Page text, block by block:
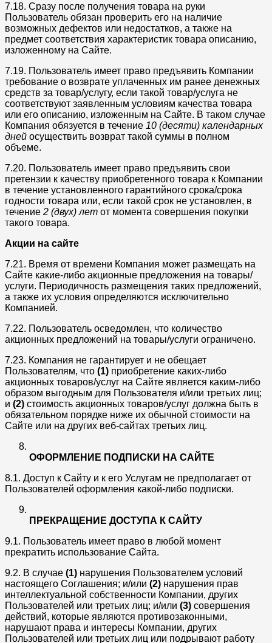
7.18. Сразу после получения товара на руки
Пользователь обязан проверить его на наличие
возможных дефектов или недостатков, а также на
предмет соответствия характеристик товара описанию,
изложенному на Сайте.
7.19. Пользователь имеет право предъявить Компании
требование о возврате уплаченных им ранее денежных
средств за товар/услугу, если такой товар/услуга не
соответствуют заявленным условиям качества товара
или его описанию, изложенным на Сайте. В таком случае
Компания обязуется в течение 10 (десяти) календарных
дней осуществить возврат такой суммы в полном
объеме.
7.20. Пользователь имеет право предъявить свои
претензии к качеству приобретенного товара к Компании
в течение установленного гарантийного срока/срока
годности товара или, если такой срок не установлен, в
течение 2 (двух) лет от момента совершения покупки
такого товара.
Акции на сайте
7.21. Время от времени Компания может размещать на
Сайте какие-либо акционные предложения на товары/
услуги. Периодичность размещения таких предложений,
а также их условия определяются исключительно
Компанией.
7.22. Пользователь осведомлен, что количество
акционных предложений на товары/услуги ограничено.
7.23. Компания не гарантирует и не обещает
Пользователям, что (1) приобретение каких-либо
акционных товаров/услуг на Сайте является каким-либо
образом выгодным для Пользователя и/или третьих лиц;
и (2) стоимость акционных товаров/услуг должна быть в
обязательном порядке ниже их обычной стоимости на
Сайте или на других веб-сайтах третьих лиц.
ОФОРМЛЕНИЕ ПОДПИСКИ НА САЙТЕ
8.1. Доступ к Сайту и к его Услугам не предполагает от
Пользователей оформления какой-либо подписки.
ПРЕКРАЩЕНИЕ ДОСТУПА К САЙТУ
9.1. Пользователь имеет право в любой момент
прекратить использование Сайта.
9.2. В случае (1) нарушения Пользователем условий
настоящего Соглашения; и/или (2) нарушения прав
интеллектуальной собственности Компании, других
Пользователей или третьих лиц; и/или (3) совершения
действий, которые являются противозаконными,
нарушают права и интересы Компании, других
Пользователей или третьих лиц или подрывают работу